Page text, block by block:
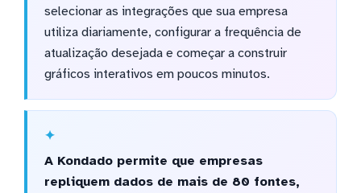
selecionar as integrações que sua empresa
utiliza diariamente, configurar a frequência de
atualização desejada e começar a construir
gráficos interativos em poucos minutos.
A Kondado permite que empresas
repliquem dados de mais de 80 fontes,